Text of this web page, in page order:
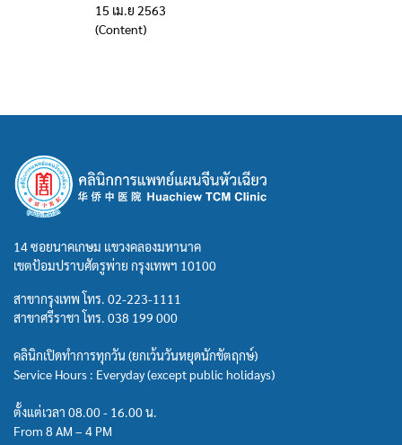
15 เม.ย 2563
(Content)
14 ซอยนาคเกษม แขวงคลองมหานาค
เขตป้อมปราบศัตรูพ่าย กรุงเทพฯ 10100
สาขากรุงเทพ โทร. 02-223-1111
สาขาศรีราชา โทร. 038 199 000
คลินิกเปิดทำการทุกวัน (ยกเว้นวันหยุดนักขัตฤกษ์)
Service Hours : Everyday (except public holidays)
ตั้งแต่เวลา 08.00 - 16.00 น.
From 8 AM – 4 PM